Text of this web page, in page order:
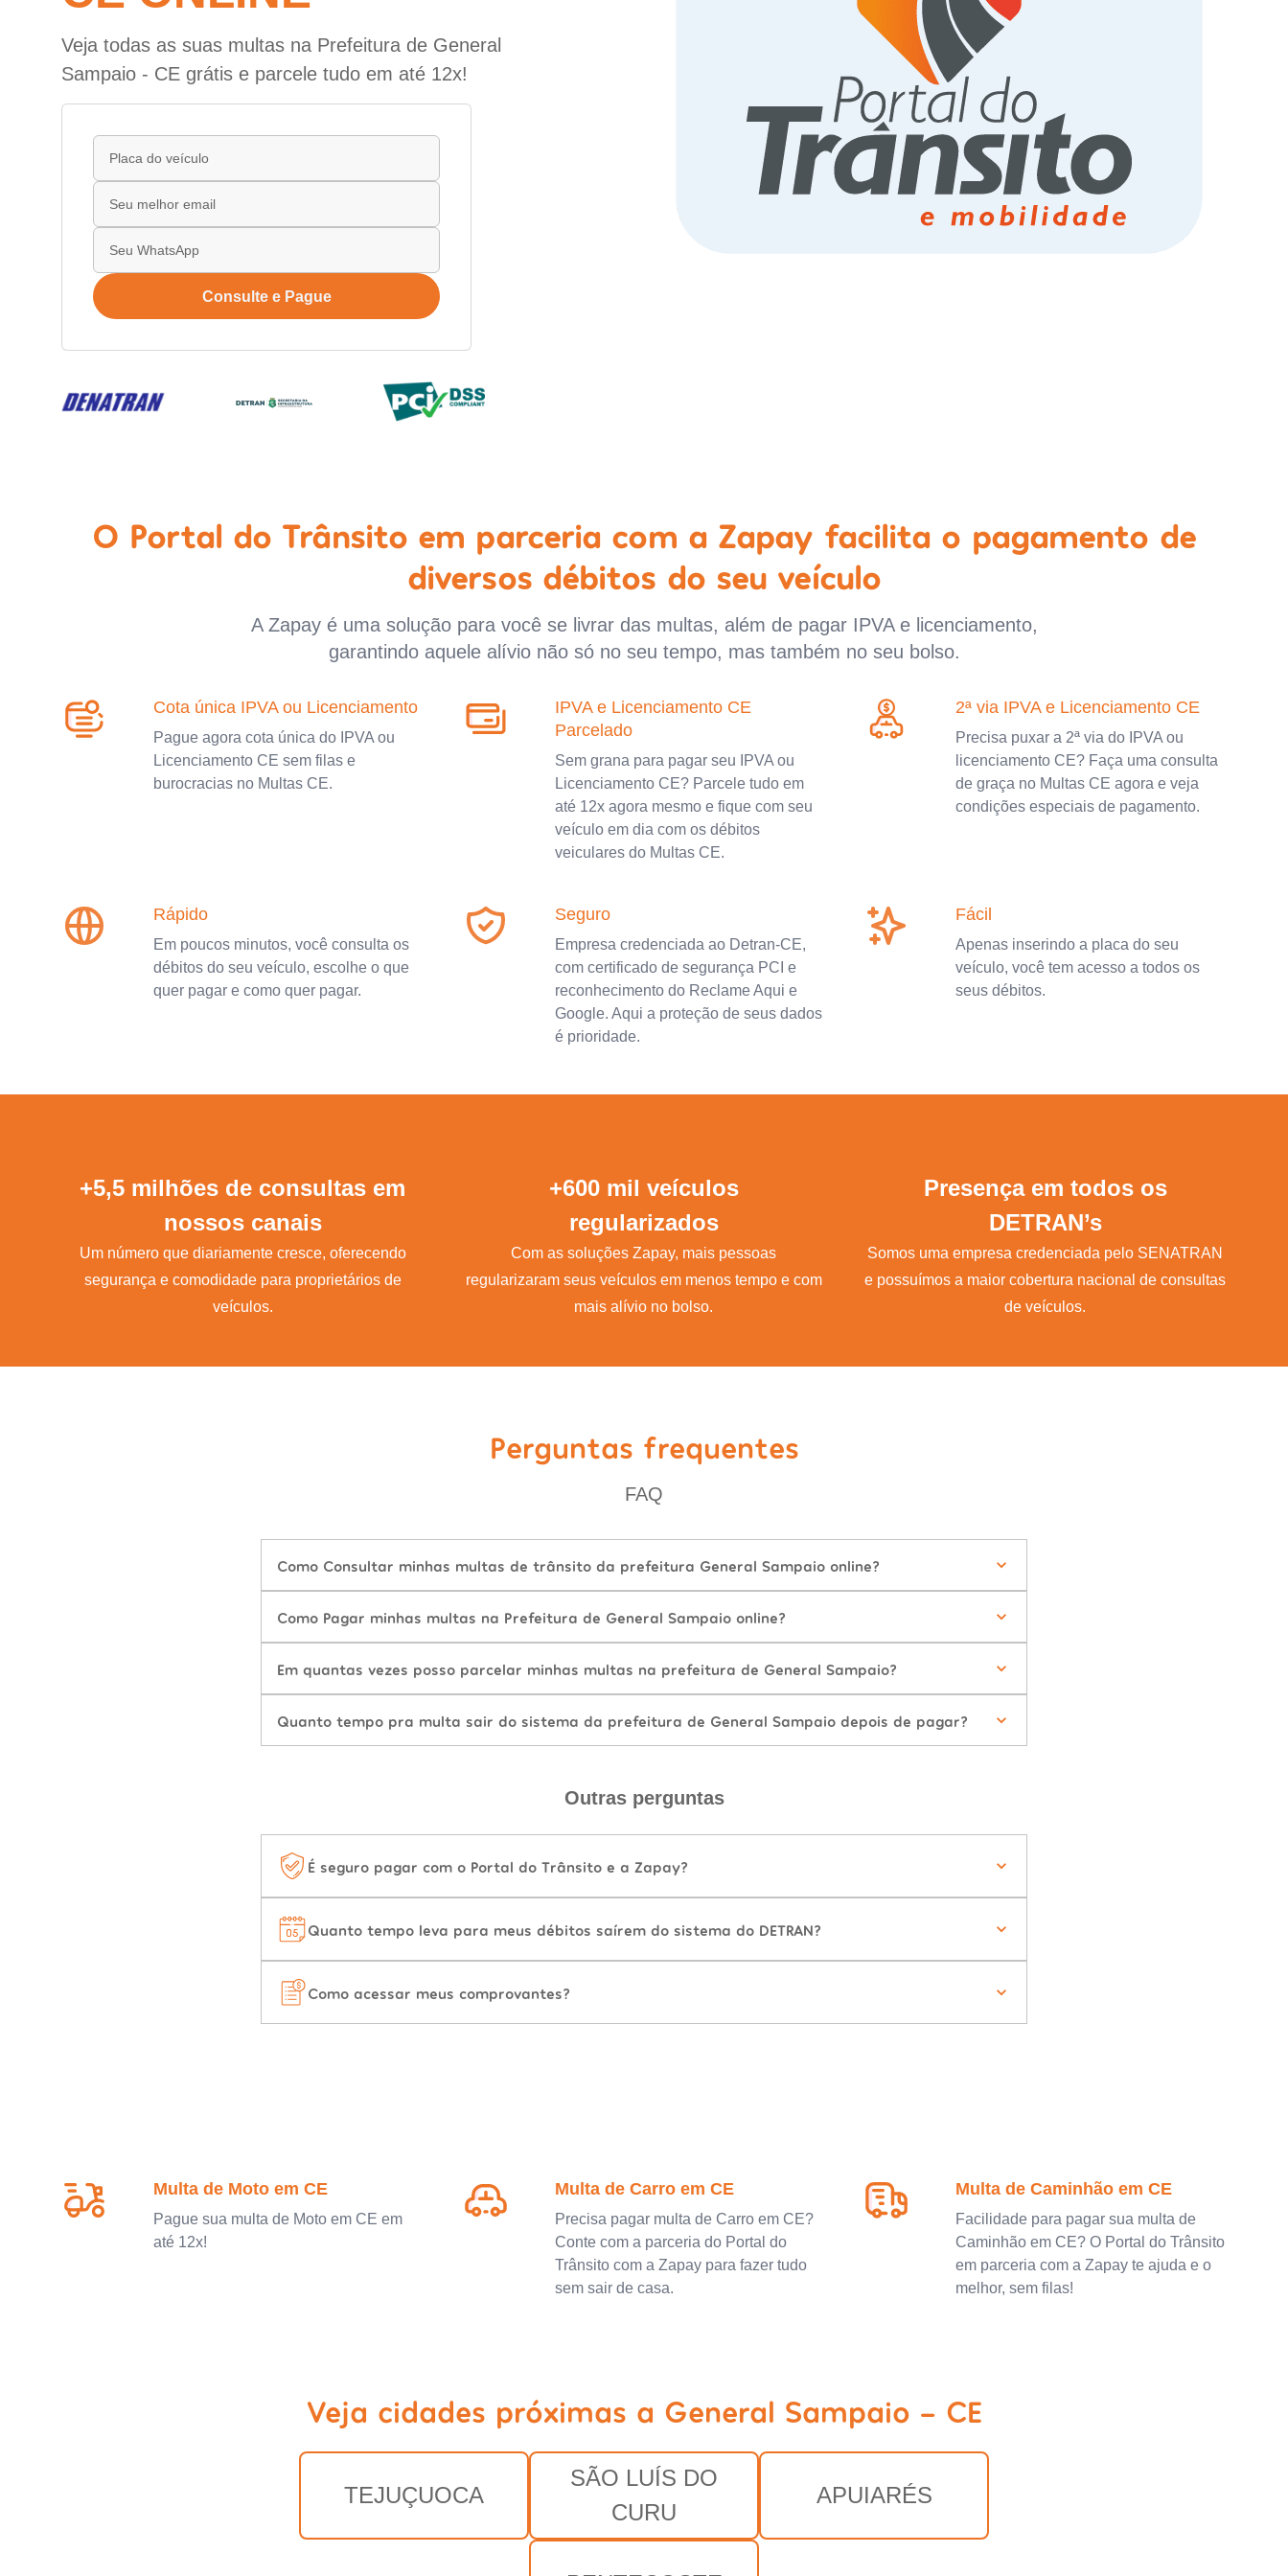
Veja todas as suas multas na Prefeitura de General
Sampaio - CE grátis e parcele tudo em até 12x!
Consulte e Pague
O Portal do Trânsito em parceria com a Zapay facilita o pagamento de
diversos débitos do seu veículo
A Zapay é uma solução para você se livrar das multas, além de pagar IPVA e licenciamento,
garantindo aquele alívio não só no seu tempo, mas também no seu bolso.
Cota única IPVA ou Licenciamento
Pague agora cota única do IPVA ou
Licenciamento CE sem filas e
burocracias no Multas CE.
IPVA e Licenciamento CE
Parcelado
Sem grana para pagar seu IPVA ou
Licenciamento CE? Parcele tudo em
até 12x agora mesmo e fique com seu
veículo em dia com os débitos
veiculares do Multas CE.
2ª via IPVA e Licenciamento CE
Precisa puxar a 2ª via do IPVA ou
licenciamento CE? Faça uma consulta
de graça no Multas CE agora e veja
condições especiais de pagamento.
Rápido
Em poucos minutos, você consulta os
débitos do seu veículo, escolhe o que
quer pagar e como quer pagar.
Seguro
Empresa credenciada ao Detran-CE,
com certificado de segurança PCI e
reconhecimento do Reclame Aqui e
Google. Aqui a proteção de seus dados
é prioridade.
Fácil
Apenas inserindo a placa do seu
veículo, você tem acesso a todos os
seus débitos.
+5,5 milhões de consultas em
nossos canais
Um número que diariamente cresce, oferecendo
segurança e comodidade para proprietários de
veículos.
+600 mil veículos
regularizados
Com as soluções Zapay, mais pessoas
regularizaram seus veículos em menos tempo e com
mais alívio no bolso.
Presença em todos os
DETRAN’s
Somos uma empresa credenciada pelo SENATRAN
e possuímos a maior cobertura nacional de consultas
de veículos.
Perguntas frequentes
FAQ
Como Consultar minhas multas de trânsito da prefeitura General Sampaio online?
Como Pagar minhas multas na Prefeitura de General Sampaio online?
Em quantas vezes posso parcelar minhas multas na prefeitura de General Sampaio?
Quanto tempo pra multa sair do sistema da prefeitura de General Sampaio depois de pagar?
Outras perguntas
É seguro pagar com o Portal do Trânsito e a Zapay?
Quanto tempo leva para meus débitos saírem do sistema do DETRAN?
Como acessar meus comprovantes?
Multa de Moto em CE
Pague sua multa de Moto em CE em
até 12x!
Multa de Carro em CE
Precisa pagar multa de Carro em CE?
Conte com a parceria do Portal do
Trânsito com a Zapay para fazer tudo
sem sair de casa.
Multa de Caminhão em CE
Facilidade para pagar sua multa de
Caminhão em CE? O Portal do Trânsito
em parceria com a Zapay te ajuda e o
melhor, sem filas!
Veja cidades próximas a General Sampaio - CE
TEJUÇUOCA
SÃO LUÍS DO
CURU
APUIARÉS